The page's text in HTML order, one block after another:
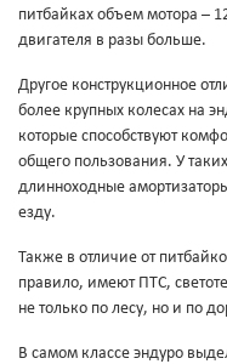
питбайках объем мотора –
двигателя в разы больше.
Другое конструкционное
более крупных колесах на
которые способствуют
общего пользования. У
длинноходные
езду.
Также в отличие от
правило, имеют ПТС,
не только по лесу, но и по
В самом классе эндуро